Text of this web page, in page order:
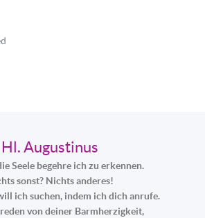
Hl. Augustinus
Seele begehre ich zu erkennen.
sonst? Nichts anderes!
ich suchen, indem ich dich anrufe.
reden von deiner Barmherzigkeit,